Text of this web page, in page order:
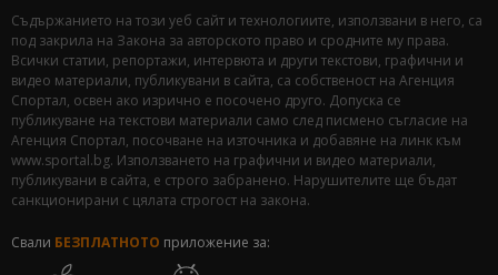
Съдържанието на този уеб сайт и технологиите, използвани в него, са
под закрила на Закона за авторското право и сродните му права.
Всички статии, репортажи, интервюта и други текстови, графични и
видео материали, публикувани в сайта, са собственост на Агенция
Спортал, освен ако изрично е посочено друго. Допуска се
публикуване на текстови материали само след писмено съгласие на
Агенция Спортал, посочване на източника и добавяне на линк към
www.sportal.bg. Използването на графични и видео материали,
публикувани в сайта, е строго забранено. Нарушителите ще бъдат
санкционирани с цялата строгост на закона.
Свали БЕЗПЛАТНОТО приложение за: